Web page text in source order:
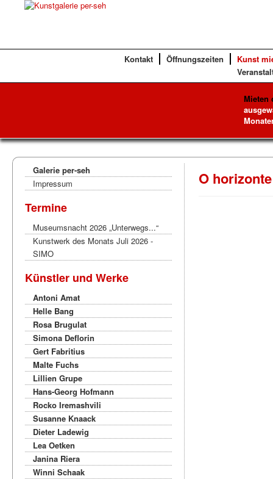
Kontakt Öffnungszeiten
Kunst
Mieten
Galerie per-seh
Impressum
Termine
Museumsnacht 2026 „Unterwegs...“
Kunstwerk des Monats Juli 2026 -
SIMO
Künstler und Werke
Antoni Amat
Helle Bang
Rosa Brugulat
Simona Deflorin
Gert Fabritius
Malte Fuchs
Lillien Grupe
Hans-Georg Hofmann
Rocko Iremashvili
Susanne Knaack
Dieter Ladewig
Lea Oetken
Janina Riera
Winni Schaak
O